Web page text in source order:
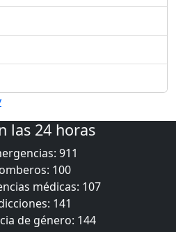
las 24 horas
911
100
médicas: 107
141
de género: 144